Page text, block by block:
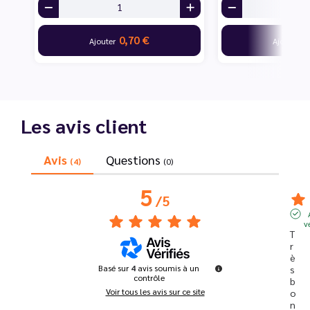
Ajouter 0,70 € Ajouter
Les avis client
Avis (4) Questions (0)
5/5
Basé sur4 avis soumis à un
contrôle
Voir tous les avis sur ce site
T
r
è
s
b
o
n